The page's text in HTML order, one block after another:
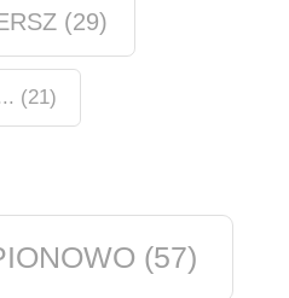
(29)
(21)
(57)